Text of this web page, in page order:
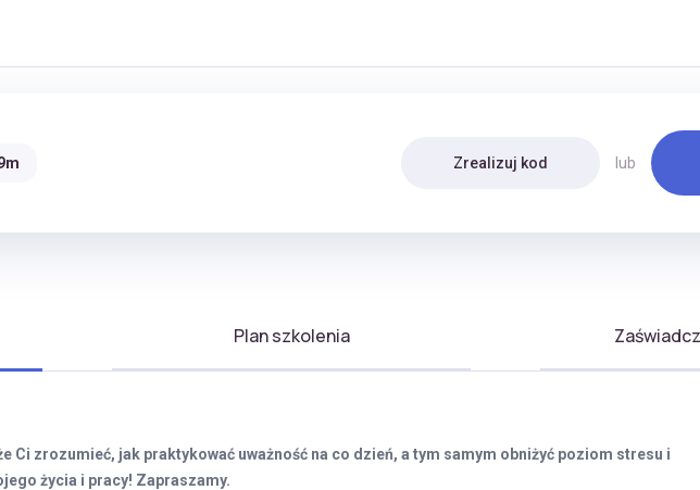
Zrealizuj kod lub
Plan szkolenia
Ci zrozumieć, jak praktykować uważność na co dzień, a tym samym obniżyć poziom stresu i
życia i pracy! Zapraszamy.